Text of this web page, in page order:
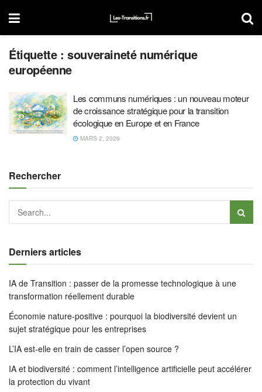
Étiquette :souveraineté numérique
européenne
Les communs numériques : un nouveau moteur
de croissance stratégique pour la transition
écologique en Europe et en France
MARS 2, 2026
Rechercher
Derniers articles
IA de Transition : passer de la promesse technologique à une
transformation réellement durable
Économie nature-positive : pourquoi la biodiversité devient un
sujet stratégique pour les entreprises
L’IA est-elle en train de casser l’open source ?
IA et biodiversité : comment l’intelligence artificielle peut accélérer
la protection du vivant